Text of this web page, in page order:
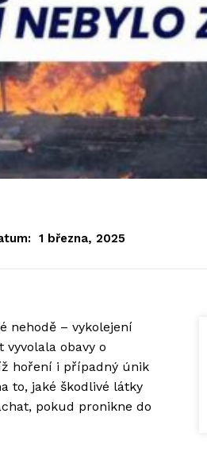
1 března, 2025
nehodě – vykolejení
obavy o
hoření i případný únik
to, jaké škodlivé látky
pokud pronikne do